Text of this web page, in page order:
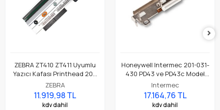
ZEBRA ZT410 ZT411 Uyumlu
Yazıcı Kafası Printhead 203
Dpi Parça No: P1058930-009
ZEBRA
11.919,98 TL
kdv dahil
Honeywell Intermec 201-031-
430 PD43 ve PD43c Model
Barkod Etiket Yazıcı 203 Dpi
Termal Baskı Kafası
Intermec
17.164,76 TL
kdv dahil